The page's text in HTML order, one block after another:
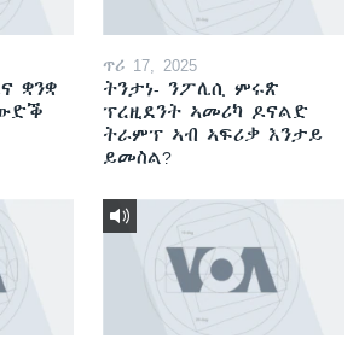
ቋንቋ
ጥሪ 17, 2025
ትንታነ- ንፖሊሲ ምሩጽ
ፕረዚደንት ኣመሪካ ዶናልድ
ትራምፕ ኣብ ኣፍሪቃ እንታይ
ይመስል?